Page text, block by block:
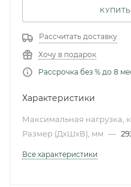
Рассчитать доставку
Хочу в подарок
Рассрочка без % до 8
Характеристики
Максимальная нагрузка,
Размер (ДxШxВ), мм —
Все характеристики